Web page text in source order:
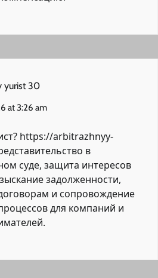
yurist 30
at 3:26 am
https://arbitrazhnyy-
в
суде, защита интересов
задолженности,
и сопровождение
для компаний и